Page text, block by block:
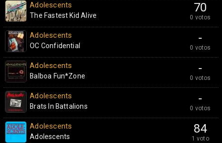
70
0 votos
Adolescents
The Fastest Kid Alive
-
0 votos
Adolescents
OC Confidential
-
0 votos
Adolescents
Balboa Fun*Zone
-
0 votos
Adolescents
Brats In Battalions
84
1 voto
Adolescents
Adolescents